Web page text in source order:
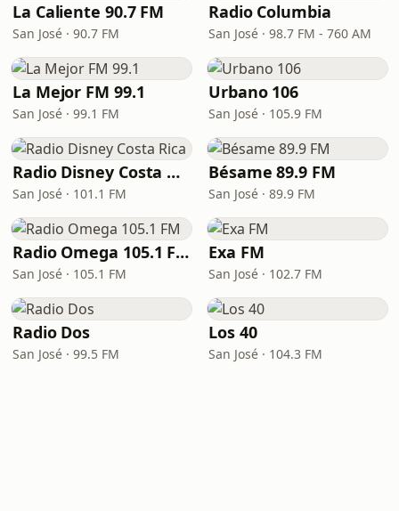
La Caliente 90.7 FM
San José · 90.7 FM
Radio Columbia
San José · 98.7 FM - 760 AM
La Mejor FM 99.1
San José · 99.1 FM
Urbano 106
San José · 105.9 FM
Radio Disney Costa Rica
San José · 101.1 FM
Bésame 89.9 FM
San José · 89.9 FM
Radio Omega 105.1 FM
San José · 105.1 FM
Exa FM
San José · 102.7 FM
Radio Dos
San José · 99.5 FM
Los 40
San José · 104.3 FM